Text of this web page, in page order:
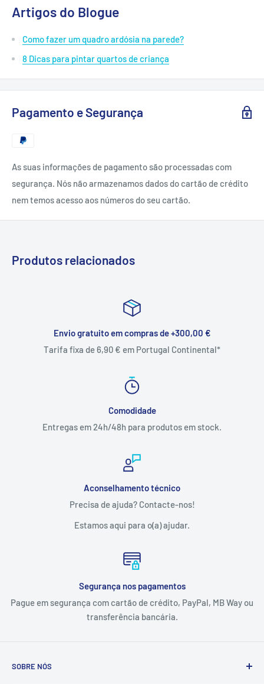
Artigos do Blogue
Como fazer um quadro ardósia na parede?
8 Dicas para pintar quartos de criança
Pagamento e Segurança
As suas informações de pagamento são processadas com
segurança. Nós não armazenamos dados do cartão de crédito
nem temos acesso aos números do seu cartão.
Produtos relacionados
Envio gratuito em compras de +300,00 €
Tarifa fixa de 6,90 € em Portugal Continental*
Comodidade
Entregas em 24h/48h para produtos em stock.
Aconselhamento técnico
Precisa de ajuda? Contacte-nos!
Estamos aqui para o(a) ajudar.
Segurança nos pagamentos
Pague em segurança com cartão de crédito, PayPal, MB Way ou
transferência bancária.
SOBRE NÓS